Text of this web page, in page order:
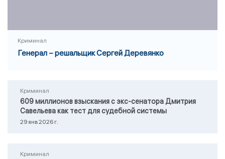
Криминал
Генерал – решальщик Сергей Деревянко
Криминал
609 миллионов взыскания с экс-сенатора Дмитрия
Савельева как тест для судебной системы
29 янв 2026 г.
Криминал